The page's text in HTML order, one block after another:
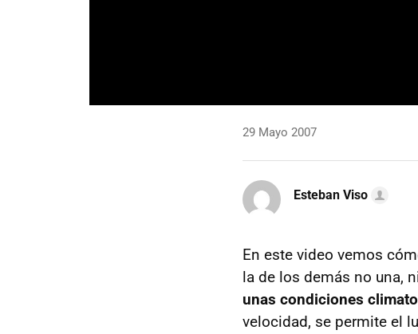
29 Mayo 2007
Esteban Viso
En este video vemos
la de los demás no una,
unas condiciones
velocidad, se permite el